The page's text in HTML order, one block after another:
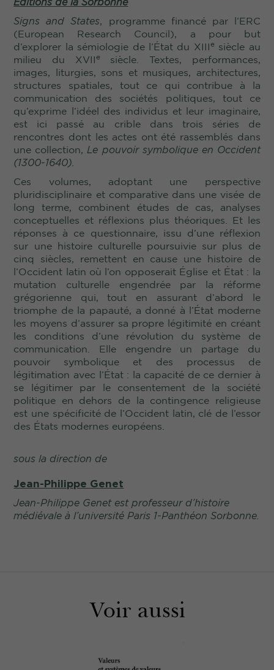
Signs and States, programme financé par l’ERC
(European Research Council), a pour but
d’explorer la sémiologie de l’État du XIII esiècle au
milieu du XVII esiècle. Textes, performances,
images, liturgies, sons et musiques, architectures,
structures spatiales, tout ce qui contribue à la
communication des sociétés politiques, tout ce
qu’exprime l’idéel des individus et leur imaginaire,
est ici passé au crible dans trois séries de
rencontres dont les actes ont été rassemblés dans
une collection, Le pouvoir symbolique en Occident
(1300-1640).
Ces volumes, adoptant une perspective
pluridisciplinaire et comparative dans une visée de
long terme, combinent études de cas, analyses
conceptuelles et réflexions plus théoriques. Et les
réponses à ce questionnaire, issu d’une réflexion
sur une histoire culturelle poursuivie sur plus de
cinq siècles, remettent en cause une histoire de
l’Occident latin où l’on opposerait Église et État : la
mutation culturelle engendrée par la réforme
grégorienne qui, tout en assurant d’abord le
triomphe de la papauté, a donné à l’État moderne
les moyens d’assurer sa propre légitimité en créant
les conditions d’une révolution du système de
communication. Elle engendre un partage du
pouvoir symbolique et des processus de
légitimation avec l’État : la capacité de ce dernier à
se légitimer par le consentement de la société
politique en dehors de la contingence religieuse
est une spécificité de l’Occident latin, clé de l’essor
des États modernes européens.
sous la direction de
Jean-Philippe Genet
Jean-Philippe Genet est professeur d’histoire
médiévale à l’université Paris 1-Panthéon Sorbonne.
Voir aussi